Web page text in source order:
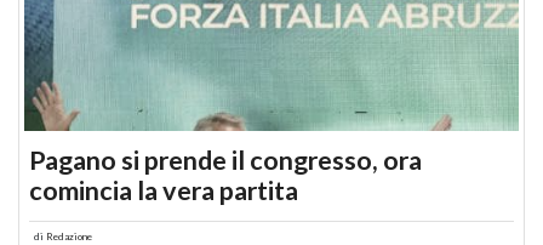
Pagano si prende il congresso, ora
comincia la vera partita
di Redazione